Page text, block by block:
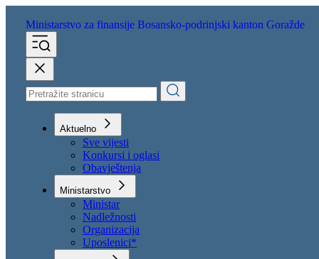
Ministarstvo za finansije Bosansko-podrinjski kanton Goražde
Aktuelno
Sve vijesti
Konkursi i oglasi
Obavještenja
Ministarstvo
Ministar
Nadležnosti
Organizacija
Uposlenici*